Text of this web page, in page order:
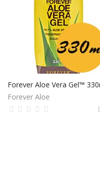
Forever Aloe Vera Gel™
Forever Aloe